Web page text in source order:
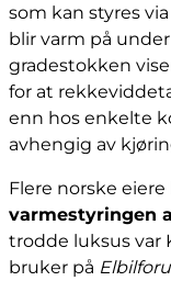
som kan styres
blir varm på
gradestokken
for at
enn hos enkelte
avhengig av
Flere norske
varmestyringen
trodde luksus var
bruker på